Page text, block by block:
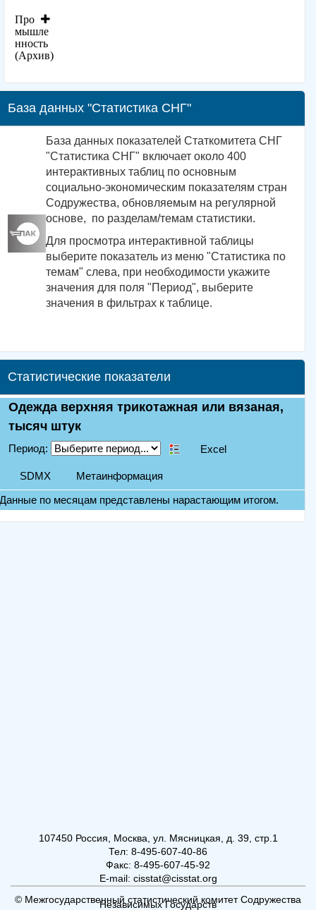
Про
мышле
нность
(Архив)
База данных "Статистика СНГ"
База данных показателей Статкомитета СНГ
"Статистика СНГ" включает около 400
интерактивных таблиц по основным
социально-экономическим показателям стран
Содружества, обновляемым на регулярной
основе, по разделам/темам статистики.
Для просмотра интерактивной таблицы
выберите показатель из меню "Статистика по
темам" слева, при необходимости укажите
значения для поля "Период", выберите
значения в фильтрах к таблице.
Статистические показатели
107450 Россия, Москва, ул. Мясницкая, д. 39, стр.1
Тел: 8-495-607-40-86
Факс: 8-495-607-45-92
E-mail: cisstat@cisstat.org
© Межгосударственный статистический комитет Содружества
Независимых Государств